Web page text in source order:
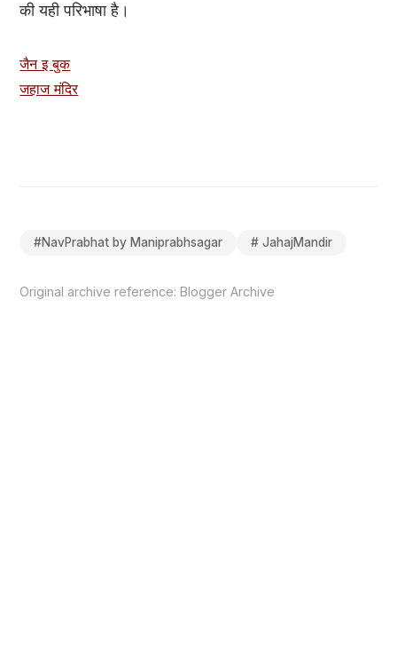
की यही परिभाषा है।
जैन इ बुक
जहाज मंदिर
#NavPrabhat by Maniprabhsagar # JahajMandir
Original archive reference:Blogger Archive